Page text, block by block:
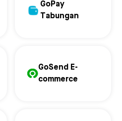
GoPay
Tabungan
GoSend E-
commerce